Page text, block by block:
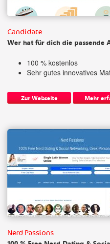
Candidate
Wer hat für dich die passende
100 % kostenlos
Sehr gutes innovatives
Zur Webseite Mehr
Nerd Passions